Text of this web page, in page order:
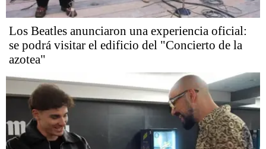
Los Beatles anunciaron una experiencia oficial:
se podrá visitar el edificio del "Concierto de la
azotea"